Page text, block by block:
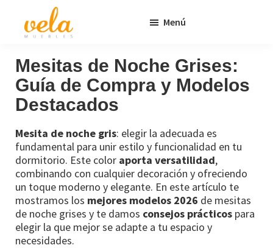
principal
página
Muebles
Baratos
Online
Outlet
Menú
Mesitas de Noche Grises:
Guía de Compra y Modelos
Destacados
Mesita de noche gris: elegir la adecuada es
fundamental para unir estilo y funcionalidad en tu
dormitorio. Este color aporta versatilidad,
combinando con cualquier decoración y ofreciendo
un toque moderno y elegante. En este artículo te
mostramos los mejores modelos 2026 de mesitas
de noche grises y te damos consejos prácticos para
elegir la que mejor se adapte a tu espacio y
necesidades.